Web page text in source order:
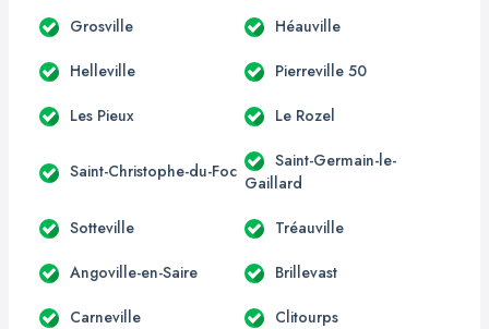
Grosville Héauville
Helleville Pierreville 50
Les Pieux Le Rozel
Saint-Christophe-du-Foc
Saint-Germain-le-
Gaillard
Sotteville Tréauville
Angoville-en-Saire Brillevast
Carneville Clitourps